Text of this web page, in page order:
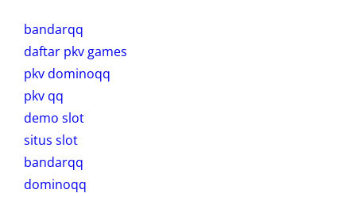
bandarqq
daftar pkv games
pkv dominoqq
pkv qq
demo slot
situs slot
bandarqq
dominoqq